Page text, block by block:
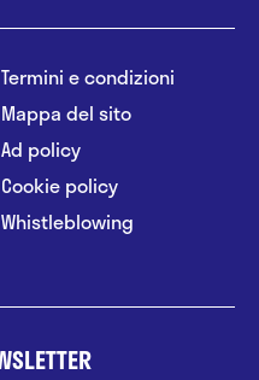
Termini e condizioni
Mappa del sito
Ad policy
Cookie policy
Whistleblowing